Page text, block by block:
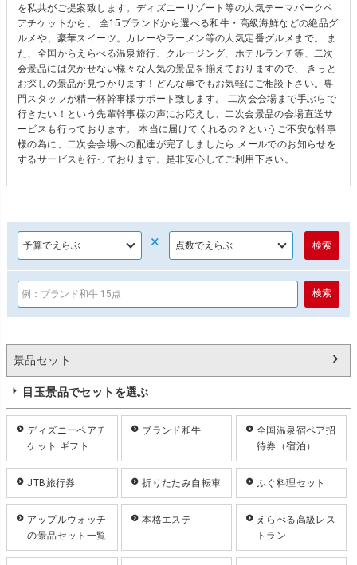
を私共がご提案致します。ディズニーリゾート等の人気テーマパークペ
アチケットから、 全15ブランドから選べる和牛・高級海鮮などの絶品グ
ルメや、豪華スイーツ。カレーやラーメン等の人気定番グルメまで。 ま
た、全国からえらべる温泉旅行、クルージング、ホテルランチ等、二次
会景品には欠かせない様々な人気の景品を揃えておりますので、 きっと
お探しの景品が見つかります！どんな事でもお気軽にご相談下さい。専
門スタッフが精一杯幹事様サポート致します。 二次会会場まで手ぶらで
行きたい！という先輩幹事様の声にお応えし、二次会景品の会場直送サ
ービスも行っております。 本当に届けてくれるの？というご不安な幹事
様の為に、二次会会場への配達が完了しましたら メールでのお知らせを
するサービスも行っております。是非安心してご利用下さい。
×
景品セット
目玉景品でセットを選ぶ
ディズニーペアチ
ケット ギフト
ブランド和牛
全国温泉宿ペア招
待券（宿泊）
JTB旅行券 折りたたみ自転車 ふぐ料理セット
アップルウォッチ
の景品セット一覧
本格エステ
えらべる高級レス
トラン